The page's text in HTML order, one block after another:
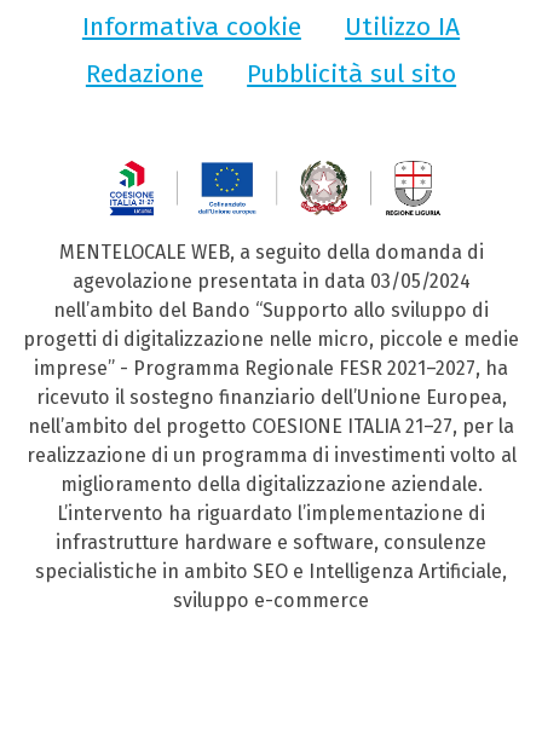
Informativa cookie
Utilizzo IA
Redazione
Pubblicità sul sito
MENTELOCALE WEB, a seguito della domanda di
agevolazione presentata in data 03/05/2024
nell’ambito del Bando “Supporto allo sviluppo di
progetti di digitalizzazione nelle micro, piccole e medie
imprese” - Programma Regionale FESR 2021–2027, ha
ricevuto il sostegno finanziario dell’Unione Europea,
nell’ambito del progetto COESIONE ITALIA 21–27, per la
realizzazione di un programma di investimenti volto al
miglioramento della digitalizzazione aziendale.
L’intervento ha riguardato l’implementazione di
infrastrutture hardware e software, consulenze
specialistiche in ambito SEO e Intelligenza Artificiale,
sviluppo e-commerce